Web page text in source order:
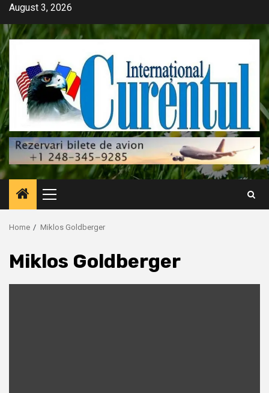
Skip
content
August 3, 2026
Primary
Menu
Home Miklos Goldberger
Miklos Goldberger